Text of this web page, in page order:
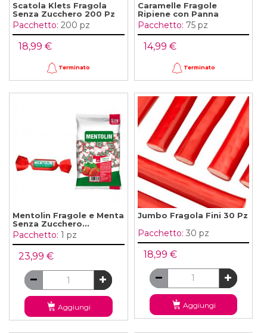
Scatola Klets Fragola
Senza Zucchero 200 Pz
Pacchetto: 200 pz
18,99 €
Terminato
Caramelle Fragole
Ripiene con Panna
Pacchetto: 75 pz
14,99 €
Terminato
Mentolin Fragole e Menta
Senza Zucchero...
Pacchetto: 1 pz
23,99 €
Aggiungi
Jumbo Fragola Fini 30 Pz
Pacchetto: 30 pz
18,99 €
Aggiungi